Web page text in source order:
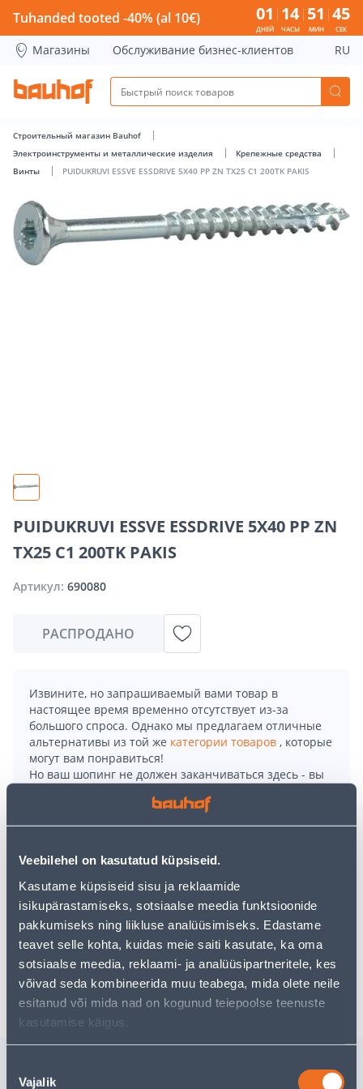
Veebilehel on kasutatud küpsiseid.
Kasutame küpsiseid sisu ja reklaamide
isikupärastamiseks, sotsiaalse meedia funktsioonide
pakkumiseks ning liikluse analüüsimiseks. Edastame
teavet selle kohta, kuidas meie saiti kasutate, ka oma
sotsiaalse meedia, reklaami- ja analüüsipartneritele, kes
võivad seda kombineerida muu teabega, mida olete neile
esitanud või mida nad on kogunud teiepoolse teenuste
kasutamise käigus.
valik
Vajalik
PUIDUKRUVI ESSVE ESSDRIVE 5X40 PP ZN TX25 C1 200TK
Tuhanded tooted -40% (al 10€) 01
ДНЕЙ
14
ЧАСЫ
51
МИН
45
СЕК
Магазины Обслуживание бизнес-клиентов RU
Строительный магазин Bauhof
Электроинструменты и металлические изделия
Крепежные средства
Винты
PUIDUKRUVI ESSVE ESSDRIVE 5X40 PP ZN TX25 C1 200TK PAKIS
PUIDUKRUVI ESSVE ESSDRIVE 5X40 PP ZN
TX25 C1 200TK PAKIS
Артикул: 690080
РАСПРОДАНО
Извините, но запрашиваемый вами товар в
настоящее время временно отсутствует из-за
большого спроса. Однако мы предлагаем отличные
альтернативы из той же категории товаров , которые
могут вам понравиться!
Но ваш шопинг не должен заканчиваться здесь - вы
или используя нашу мощную
функцию поиска, чтобы найти еще более приятные
• Puidukruvi on mõõtmetega 40 x 5 mm.
• Pakendis on 200 tk.
• 14-päevane tagastusõigus.
Доставка невозможна